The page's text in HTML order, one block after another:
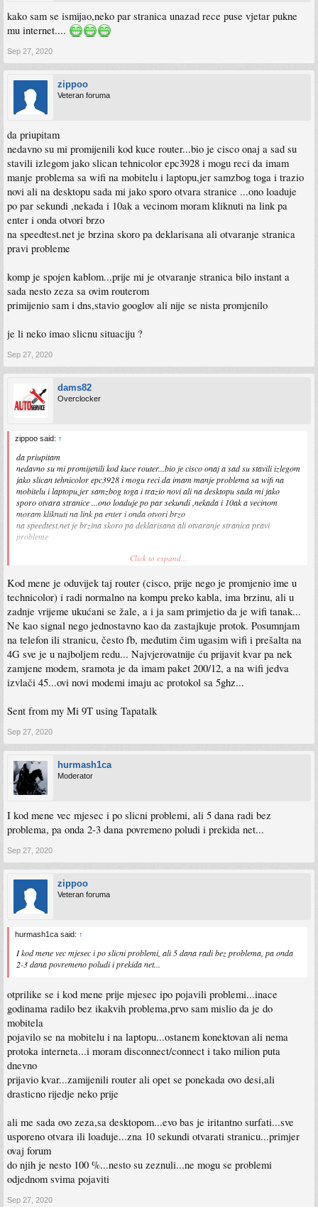
kako sam se ismijao,neko par stranica unazad rece puse vjetar pukne
mu internet....
Sep 27, 2020
zippoo
Veteran foruma
da priupitam
nedavno su mi promijenili kod kuce router...bio je cisco onaj a sad su
stavili izlegom jako slican tehnicolor epc3928 i mogu reci da imam
manje problema sa wifi na mobitelu i laptopu,jer samzbog toga i trazio
novi ali na desktopu sada mi jako sporo otvara stranice ...ono loaduje
po par sekundi ,nekada i 10ak a vecinom moram kliknuti na link pa
enter i onda otvori brzo
na speedtest.net je brzina skoro pa deklarisana ali otvaranje stranica
pravi probleme
komp je spojen kablom...prije mi je otvaranje stranica bilo instant a
sada nesto zeza sa ovim routerom
primijenio sam i dns,stavio googlov ali nije se nista promjenilo
je li neko imao slicnu situaciju ?
Sep 27, 2020
dams82
Overclocker
zippoo said: ↑
da priupitam
nedavno su mi promijenili kod kuce router...bio je cisco onaj a sad su stavili izlegom
jako slican tehnicolor epc3928 i mogu reci da imam manje problema sa wifi na
mobitelu i laptopu,jer samzbog toga i trazio novi ali na desktopu sada mi jako
sporo otvara stranice ...ono loaduje po par sekundi ,nekada i 10ak a vecinom
moram kliknuti na link pa enter i onda otvori brzo
na speedtest.net je brzina skoro pa deklarisana ali otvaranje stranica pravi
probleme
komp je spojen kablom...prije mi je otvaranje stranica bilo instant a sada nesto zeza
primijenio sam i dns,stavio googlov ali nije se nista promjenilo
je li neko imao slicnu situaciju ?
Click to expand...
Kod mene je oduvijek taj router (cisco, prije nego je promjenio ime u
technicolor) i radi normalno na kompu preko kabla, ima brzinu, ali u
zadnje vrijeme ukućani se žale, a i ja sam primjetio da je wifi tanak...
Ne kao signal nego jednostavno kao da zastajkuje protok. Posumnjam
na telefon ili stranicu, često fb, međutim čim ugasim wifi i prešalta na
4G sve je u najboljem redu... Najvjerovatnije ću prijavit kvar pa nek
zamjene modem, sramota je da imam paket 200/12, a na wifi jedva
izvlači 45...ovi novi modemi imaju ac protokol sa 5ghz...
Sent from my Mi 9T using Tapatalk
Sep 27, 2020
hurmash1ca
Moderator
I kod mene vec mjesec i po slicni problemi, ali 5 dana radi bez
problema, pa onda 2-3 dana povremeno poludi i prekida net...
Sep 27, 2020
zippoo
Veteran foruma
hurmash1ca said: ↑
I kod mene vec mjesec i po slicni problemi, ali 5 dana radi bez problema, pa onda
2-3 dana povremeno poludi i prekida net...
otprilike se i kod mene prije mjesec ipo pojavili problemi...inace
godinama radilo bez ikakvih problema,prvo sam mislio da je do
mobitela
pojavilo se na mobitelu i na laptopu...ostanem konektovan ali nema
protoka interneta...i moram disconnect/connect i tako milion puta
dnevno
prijavio kvar...zamijenili router ali opet se ponekada ovo desi,ali
drasticno rijedje neko prije
ali me sada ovo zeza,sa desktopom...evo bas je iritantno surfati...sve
usporeno otvara ili loaduje...zna 10 sekundi otvarati stranicu...primjer
ovaj forum
do njih je nesto 100 %...nesto su zeznuli...ne mogu se problemi
odjednom svima pojaviti
Sep 27, 2020